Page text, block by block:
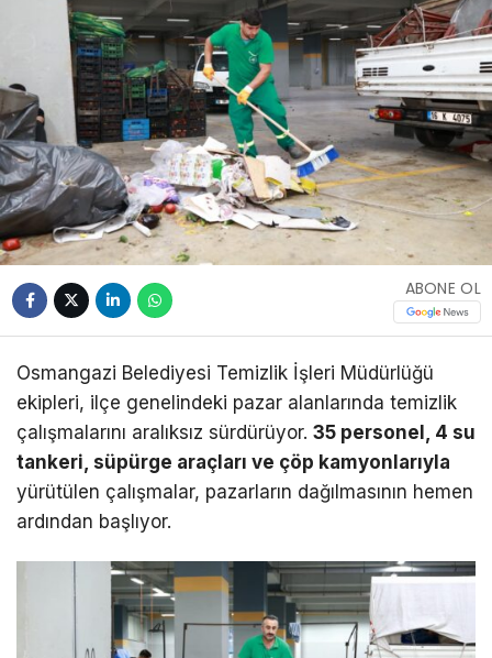
ABONE OL
Osmangazi Belediyesi Temizlik İşleri Müdürlüğü
ekipleri, ilçe genelindeki pazar alanlarında temizlik
çalışmalarını aralıksız sürdürüyor. 35 personel, 4 su
tankeri, süpürge araçları ve çöp kamyonlarıyla
yürütülen çalışmalar, pazarların dağılmasının hemen
ardından başlıyor.